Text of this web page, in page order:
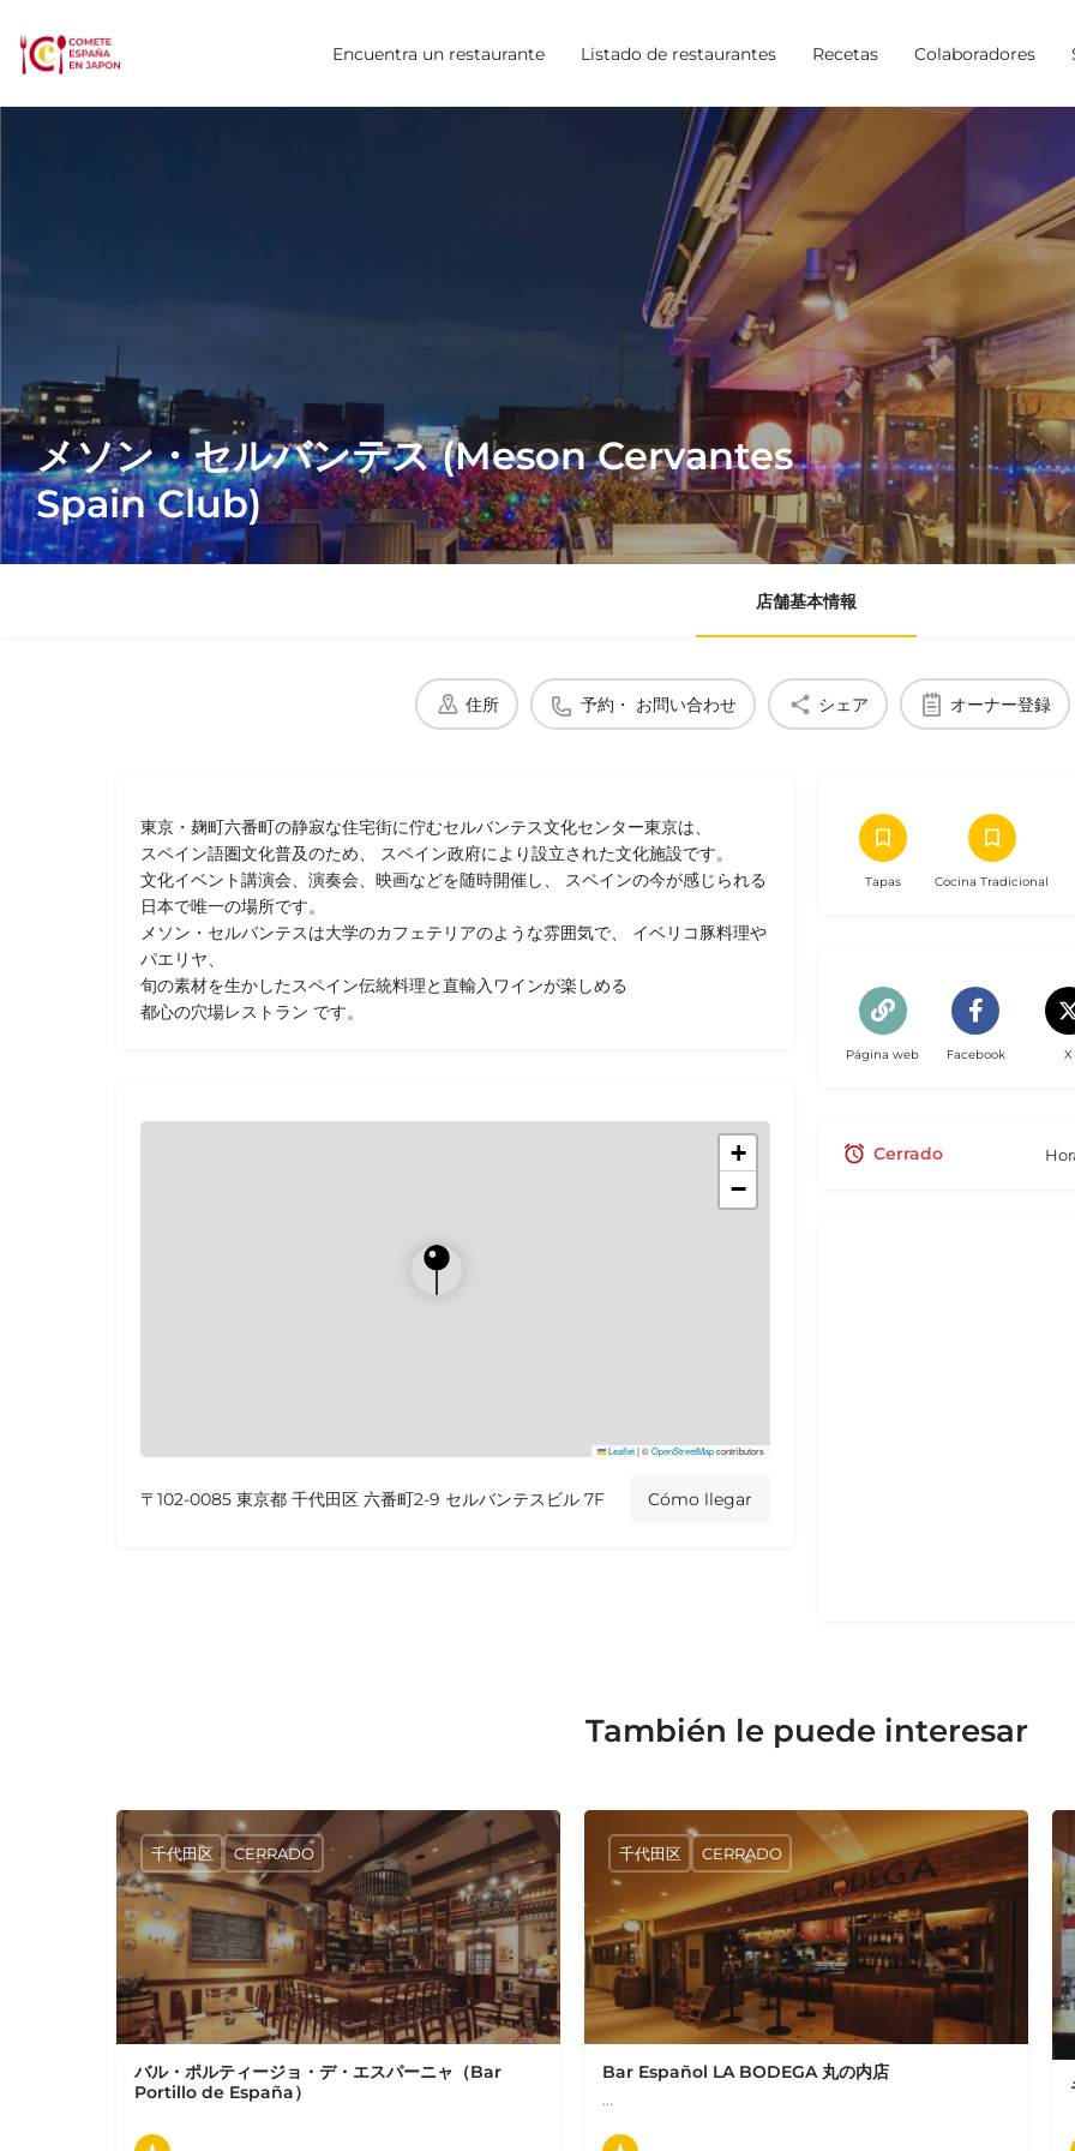
Encuentra un restaurante Listado de restaurantes Recetas Colaboradores
メソン・セルバンテス (Meson Cervantes
Spain Club)
店舗基本情報
住所 予約・ お問い合わせ シェア オーナー登録
東京・麹町六番町の静寂な住宅街に佇むセルバンテス文化センター東京は、
スペイン語圏文化普及のため、 スペイン政府により設立された文化施設です。
文化イベント講演会、演奏会、映画などを随時開催し、 スペインの今が感じられる
日本で唯一の場所です。
メソン・セルバンテスは大学のカフェテリアのような雰囲気で、 イベリコ豚料理や
パエリヤ、
旬の素材を生かしたスペイン伝統料理と直輸入ワインが楽しめる
都心の穴場レストラン です。
+
−
Leaflet|©OpenStreetMapcontributors
〒102-0085 東京都 千代田区 六番町2-9 セルバンテスビル 7F Cómo llegar
Tapas Cocina Tradicional
Página web Facebook X
Cerrado
También le puede interesar
バル・ポルティージョ・デ・エスパーニャ（Bar
Portillo de España）
千代田区 CERRADO
Bar Español LA BODEGA 丸の内店
…
03-5222-7160
千代田区 CERRADO